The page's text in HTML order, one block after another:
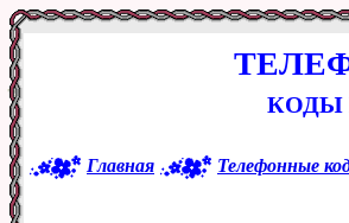
КОДЫ
Главная Телефонные